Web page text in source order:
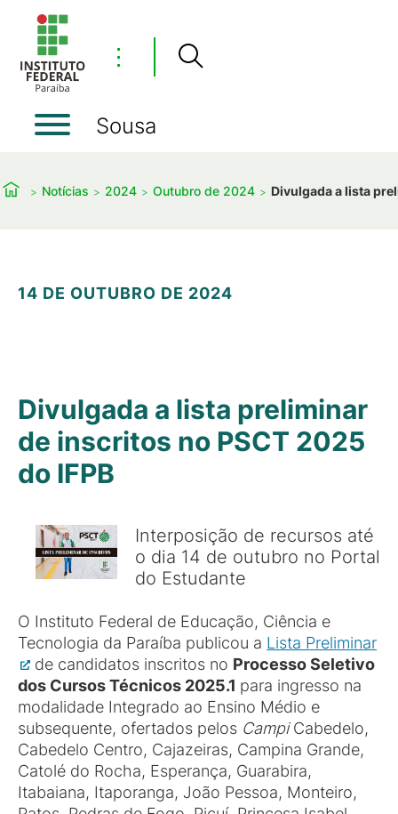
⋮
Sousa
Notícias 2024 Outubro de 2024 Divulgada a lista
14 DE OUTUBRO DE 2024
Divulgada a lista preliminar
de inscritos no PSCT 2025
do IFPB
Interposição de recursos até
o dia 14 de outubro no Portal
do Estudante
O Instituto Federal de Educação, Ciência e
Tecnologia da Paraíba publicou a Lista Preliminar
de candidatos inscritos no Processo Seletivo
dos Cursos Técnicos 2025.1 para ingresso na
modalidade Integrado ao Ensino Médio e
subsequente, ofertados pelos CampiCabedelo,
Cabedelo Centro, Cajazeiras, Campina Grande,
Catolé do Rocha, Esperança, Guarabira,
Itabaiana, Itaporanga, João Pessoa, Monteiro,